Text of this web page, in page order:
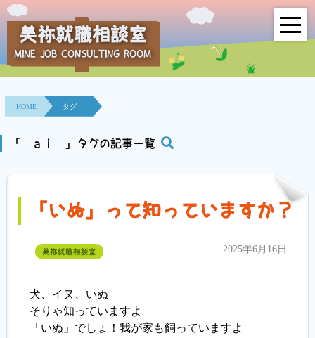
HOME
事業所紹介
就職面接会
利用者の声
地域連携事業
各種セミナー
美祢就職相談室
MINE JOB CONSULTING ROOM
HOME タグ
「 ａｉ 」タグの記事一覧
「いぬ」って知っていますか？
美祢就職相談室 2025年6月16日
犬、イヌ、いぬ
そりゃ知っていますよ
「いぬ」でしょ！我が家も飼っていますよ